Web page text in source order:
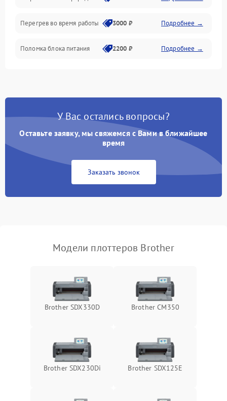
Корпус/Герметичность
Интерфейсы
Перегрев во время работы 3000 ₽ Подробнее →
Поломка блока питания 2200 ₽ Подробнее →
У Вас остались вопросы?
Оставьте заявку, мы свяжемся с Вами в ближайшее
время
Заказать звонок
Модели плоттеров Brother
Brother SDX330D Brother CM350
Brother SDX230Di Brother SDX125E